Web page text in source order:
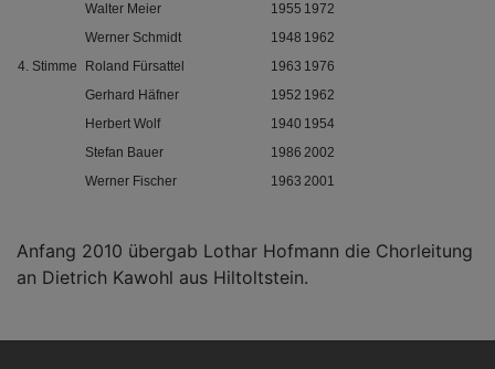
Walter Meier
1955 1972
Werner Schmidt
1948 1962
4. Stimme
Roland Fürsattel 1963 1976
Gerhard Häfner
1952 1962
Herbert Wolf
1940 1954
Stefan Bauer
1986 2002
Werner Fischer
1963 2001
Anfang 2010 übergab Lothar Hofmann die Chorleitung
an Dietrich Kawohl aus Hiltoltstein.